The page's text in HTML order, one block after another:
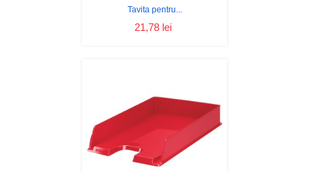
Tavita pentru...
21,78 lei